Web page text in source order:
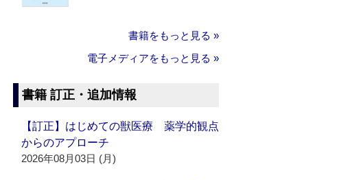
書籍をもっと見る »
電子メディアをもっと見る »
書籍 訂正・追加情報
【訂正】はじめての獣医療 薬学的観点
からのアプローチ
2026年08月03日 (月)